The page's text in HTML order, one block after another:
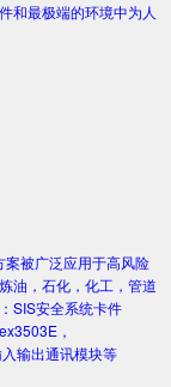
和最极端的环境中为人
案被广泛应用于高风险
油，石化，化工，管道
SIS安全系统卡件
，
输出通讯模块等